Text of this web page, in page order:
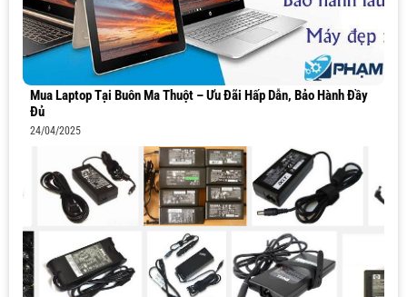
Mua Laptop Tại Buôn Ma Thuột – Ưu Đãi Hấp Dẫn, Bảo Hành Đầy
Đủ
24/04/2025